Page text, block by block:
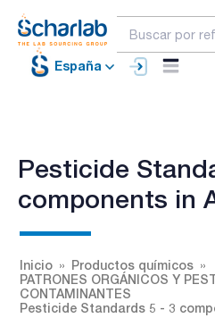
España
Pesticide
components in
Inicio
Productos químicos
PATRONES ORGÁNICOS Y
CONTAMINANTES
Pesticide Standards 5 - 3